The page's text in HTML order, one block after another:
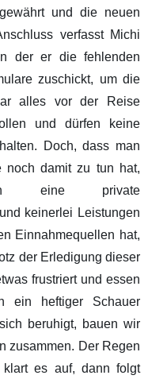
und die neuen
verfasst Michi
der er die fehlenden
zuschickt, um die
alles vor der Reise
und dürfen keine
Doch, dass man
noch damit zu tun hat,
eine private
keinerlei Leistungen
Einnahmequellen hat,
der Erledigung dieser
frustriert und essen
ein heftiger Schauer
beruhigt, bauen wir
zusammen. Der Regen
es auf, dann folgt